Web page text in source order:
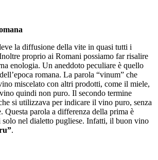
la diffusione della vite in quasi tutti i
proprio ai Romani possiamo far risalire
enologia. Un aneddoto peculiare è quello
romana. La parola “vinum” che
miscelato con altri prodotti, come il miele,
quindi non puro. Il secondo termine
si utilizzava per indicare il vino puro, senza
Questa parola a differenza della prima è
solo nel dialetto pugliese. Infatti, il buon vino
.